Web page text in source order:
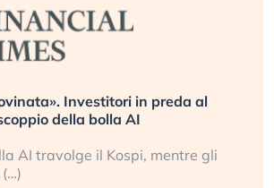
Investitori in preda al
della bolla AI
AI travolge il Kospi, mentre gli